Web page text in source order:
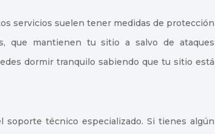
servicios suelen tener medidas de protección
que mantienen tu sitio a salvo de ataques
dormir tranquilo sabiendo que tu sitio está
técnico especializado. Si tienes algún